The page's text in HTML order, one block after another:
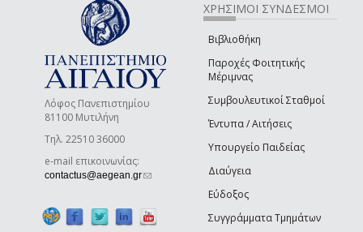
Λόφος Πανεπιστημίου
81100 Μυτιλήνη
Τηλ. 22510 36000
e-mail επικοινωνίας:
contactus@aegean.gr(link sends e-mail)
ΧΡΗΣΙΜΟΙ ΣΥΝΔΕΣΜΟΙ
Βιβλιοθήκη
Παροχές Φοιτητικής
Μέριμνας
Συμβουλευτικοί Σταθμοί
Έντυπα / Αιτήσεις
Υπουργείο Παιδείας
Διαύγεια
Εύδοξος
Συγγράμματα Τμημάτων